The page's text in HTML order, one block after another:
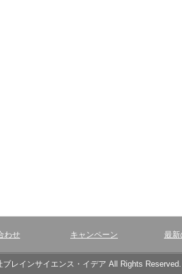
わせ キャンペーン 最新
レインサイエンス・イデア All Rights Reserved.